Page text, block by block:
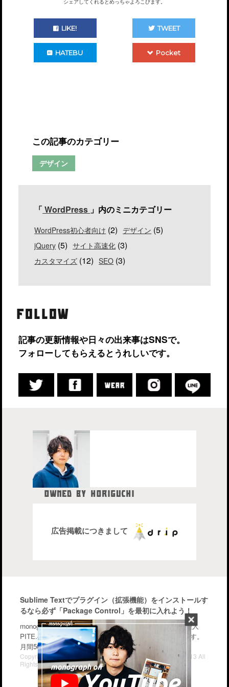
シェアしてくれるとめっちゃよろこびます。
LIKE! TWEET
HATEBU Pocket
この記事のカテゴリー
デザイン
「 WordPress 」内のミニカテゴリー
WordPress初心者向け (2) デザイン (5)
jQuery (5) サイト高速化 (3)
カスタマイズ (12) SEO (3)
FOLLOW
記事の更新情報や日々の出来事はSNSで。
フォローしてもらえるとうれしいです。
OWNED BY HORIGUCHI
株式会社drip代表取締役社長
広告掲載につきまして
Sublime Textでプラグイン（拡張機能）をインストールす
るなら必ず「Package Control」を最初に入れよう！
monographはiPhone・Macなどのガジェットを中心に管理人
PITE.の気になるモノを幅広く紹介するブログメディアです。
月間50〜70万PV。気軽に楽しんで行って下さい。
Copyright© iPhone・Macの情報発信ブログ "monograph" , 2013 All
Rights Reserved.